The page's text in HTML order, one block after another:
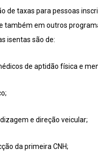
de taxas para pessoas
também em outros
isentas são de:
de aptidão física e
e direção veicular;
da primeira CNH;